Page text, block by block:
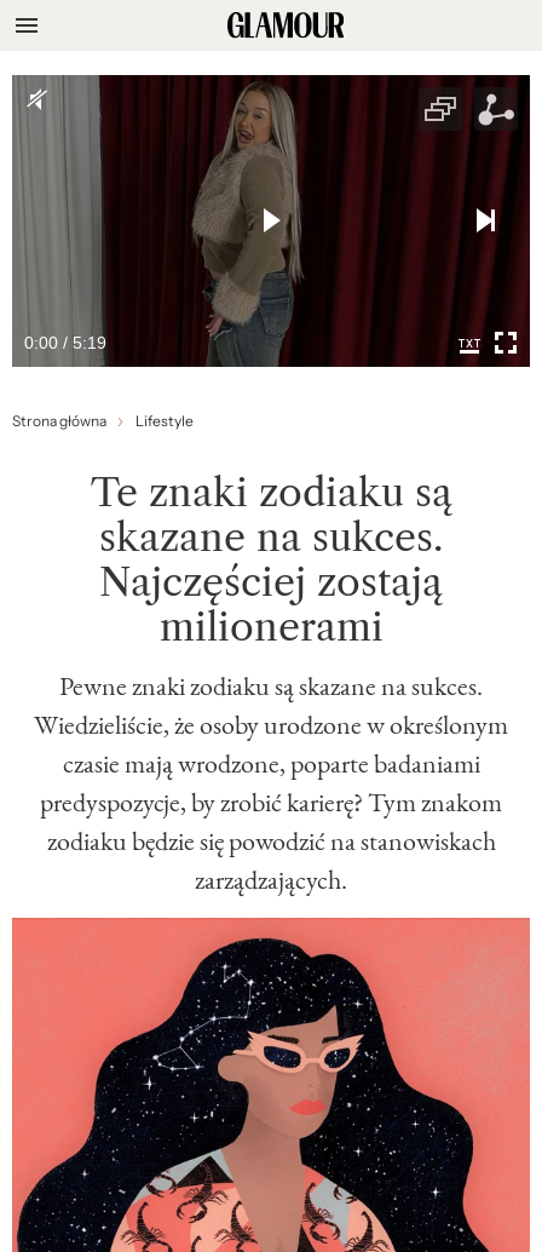
0:00 / 5:19
Strona główna Lifestyle
Te znaki zodiaku są
skazane na sukces.
Najczęściej zostają
milionerami
Pewne znaki zodiaku są skazane na sukces.
Wiedzieliście, że osoby urodzone w określonym
czasie mają wrodzone, poparte badaniami
predyspozycje, by zrobić karierę? Tym znakom
zodiaku będzie się powodzić na stanowiskach
zarządzających.